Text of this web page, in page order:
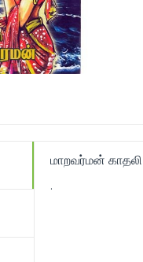
மாறவர்மன் காதலி
.